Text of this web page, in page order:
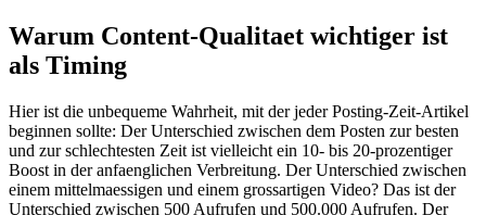
Warum Content-Qualitaet wichtiger ist
als Timing
Hier ist die unbequeme Wahrheit, mit der jeder Posting-Zeit-Artikel
beginnen sollte: Der Unterschied zwischen dem Posten zur besten
und zur schlechtesten Zeit ist vielleicht ein 10- bis 20-prozentiger
Boost in der anfaenglichen Verbreitung. Der Unterschied zwischen
einem mittelmaessigen und einem grossartigen Video? Das ist der
Unterschied zwischen 500 Aufrufen und 500.000 Aufrufen. Der